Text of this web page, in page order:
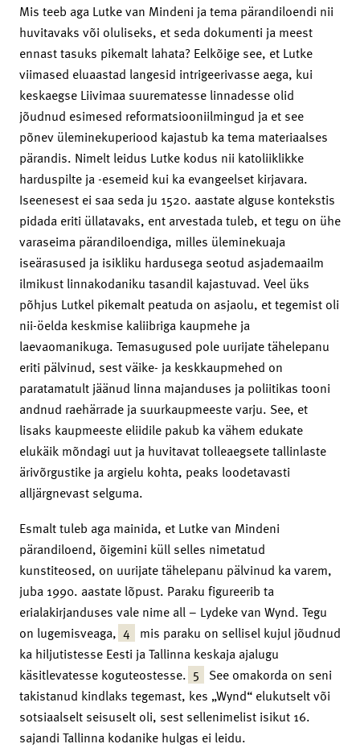
Mis teeb aga Lutke van Mindeni ja tema pärandiloendi nii
huvitavaks või oluliseks, et seda dokumenti ja meest
ennast tasuks pikemalt lahata? Eelkõige see, et Lutke
viimased eluaastad langesid intrigeerivasse aega, kui
keskaegse Liivimaa suurematesse linnadesse olid
jõudnud esimesed reformatsiooniilmingud ja et see
põnev üleminekuperiood kajastub ka tema materiaalses
pärandis. Nimelt leidus Lutke kodus nii katoliiklikke
harduspilte ja -esemeid kui ka evangeelset kirjavara.
Iseenesest ei saa seda ju 1520. aastate alguse kontekstis
pidada eriti üllatavaks, ent arvestada tuleb, et tegu on ühe
varaseima pärandiloendiga, milles üleminekuaja
iseärasused ja isikliku hardusega seotud asjademaailm
ilmikust linnakodaniku tasandil kajastuvad. Veel üks
põhjus Lutkel pikemalt peatuda on asjaolu, et tegemist oli
nii-öelda keskmise kaliibriga kaupmehe ja
laevaomanikuga. Temasugused pole uurijate tähelepanu
eriti pälvinud, sest väike- ja keskkaupmehed on
paratamatult jäänud linna majanduses ja poliitikas tooni
andnud raehärrade ja suurkaupmeeste varju. See, et
lisaks kaupmeeste eliidile pakub ka vähem edukate
elukäik mõndagi uut ja huvitavat tolleaegsete tallinlaste
ärivõrgustike ja argielu kohta, peaks loodetavasti
alljärgnevast selguma.
Esmalt tuleb aga mainida, et Lutke van Mindeni
pärandiloend, õigemini küll selles nimetatud
kunstiteosed, on uurijate tähelepanu pälvinud ka varem,
juba 1990. aastate lõpust. Paraku figureerib ta
erialakirjanduses vale nime all – Lydeke van Wynd. Tegu
on lugemisveaga, 4 mis paraku on sellisel kujul jõudnud
ka hiljutistesse Eesti ja Tallinna keskaja ajalugu
käsitlevatesse koguteostesse. 5 See omakorda on seni
takistanud kindlaks tegemast, kes „Wynd“ elukutselt või
sotsiaalselt seisuselt oli, sest sellenimelist isikut 16.
sajandi Tallinna kodanike hulgas ei leidu.